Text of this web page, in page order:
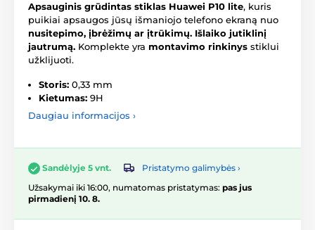
Apsauginis grūdintas stiklas Huawei P10 lite, kuris
puikiai apsaugos jūsų išmaniojo telefono ekraną nuo
nusitepimo, įbrėžimų ar įtrūkimų. Išlaiko jutiklinį
jautrumą. Komplekte yra montavimo rinkinys stiklui
užklijuoti.
Storis: 0,33 mm
Kietumas: 9H
Daugiau informacijos ›
Sandėlyje 5 vnt.
Pristatymo galimybės ›
Užsakymai iki 16:00, numatomas pristatymas: pas jus
pirmadienį 10. 8.